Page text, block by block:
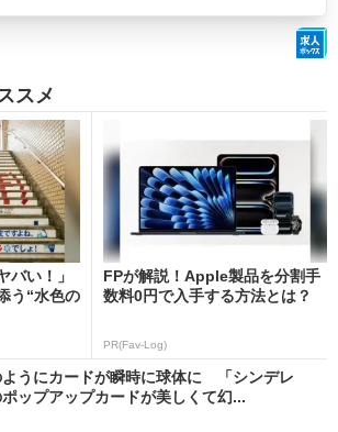
スメ
バい！」
う“水色の
FPが解説！Apple製品を分割手
数料0円で入手する方法とは？
PR(Fav-Log)
ようにカードが瞬時に球体に 「シンデレ
ップアップカードが美しくて幻...